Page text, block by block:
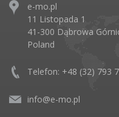
e-mo.pl
11 Listopada 1
41-300 Dąbrowa
Poland
Telefon: +48 (32) 793
info@e-mo.pl